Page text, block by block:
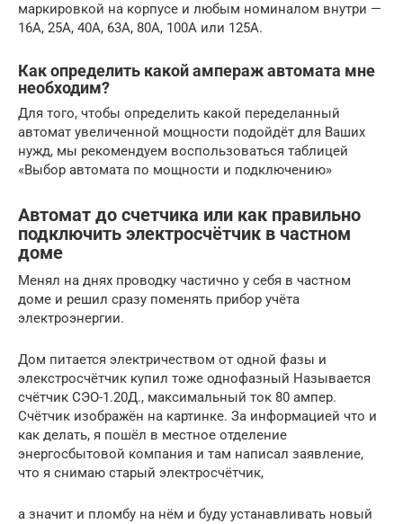
маркировкой на корпусе и любым номиналом внутри —
16А, 25А, 40А, 63А, 80А, 100А или 125А.
Как определить какой ампераж автомата мне
необходим?
Для того, чтобы определить какой переделанный
автомат увеличенной мощности подойдёт для Ваших
нужд, мы рекомендуем воспользоваться таблицей
«Выбор автомата по мощности и подключению»
Автомат до счетчика или как правильно
подключить электросчётчик в частном
доме
Менял на днях проводку частично у себя в частном
доме и решил сразу поменять прибор учёта
электроэнергии.
Дом питается электричеством от одной фазы и
элекстросчётчик купил тоже однофазный Называется
счётчик СЭО-1.20Д., максимальный ток 80 ампер.
Счётчик изображён на картинке. За информацией что и
как делать, я пошёл в местное отделение
энергосбытовой компания и там написал заявление,
что я снимаю старый электросчётчик,
а значит и пломбу на нём и буду устанавливать новый